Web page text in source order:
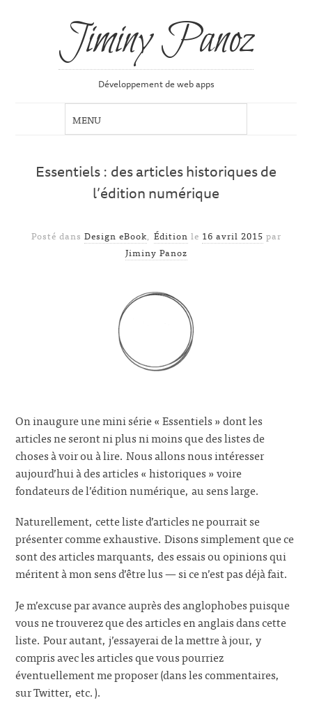
Jiminy Panoz
Développement de web apps
Essentiels : des articles historiques de
l’édition numérique
Posté dans Design eBook, Édition le 16 avril 2015 par
Jiminy Panoz
On inaugure une mini série « Essentiels » dont les
articles ne seront ni plus ni moins que des listes de
choses à voir ou à lire. Nous allons nous intéresser
aujourd’hui à des articles « historiques » voire
fondateurs de l’édition numérique, au sens large.
Naturellement, cette liste d’articles ne pourrait se
présenter comme exhaustive. Disons simplement que ce
sont des articles marquants, des essais ou opinions qui
méritent à mon sens d’être lus — si ce n’est pas déjà fait.
Je m’excuse par avance auprès des anglophobes puisque
vous ne trouverez que des articles en anglais dans cette
liste. Pour autant, j’essayerai de la mettre à jour, y
compris avec les articles que vous pourriez
éventuellement me proposer (dans les commentaires,
sur Twitter, etc.).